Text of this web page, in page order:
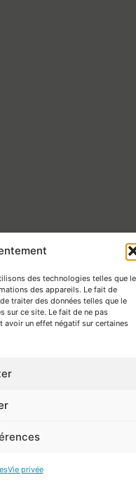
des technologies telles que
des appareils. Le fait de
traiter des données telles que le
sur ce site. Le fait de ne pas
avoir un effet négatif sur certaines
Vie privée